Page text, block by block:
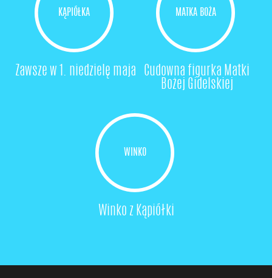
KĄPIÓŁKA
Zawsze w 1. niedzielę maja
MATKA BOŻA
Cudowna figurka Matki
Bożej Gidelskiej
WINKO
Winko z Kąpiółki